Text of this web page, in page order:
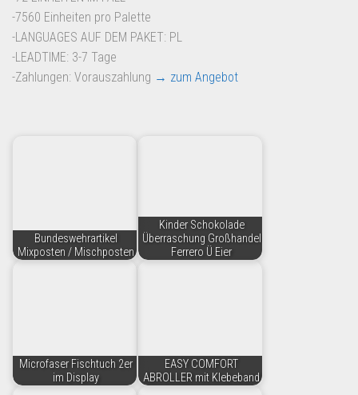
-7560 Einheiten pro Palette
-LANGUAGES AUF DEM PAKET: PL
-LEADTIME: 3-7 Tage
-Zahlungen: Vorauszahlung → zum Angebot
Bundeswehrartikel
Mixposten / Mischposten
Kinder Schokolade
Überraschung Großhandel
Ferrero Ü Eier
Microfaser Fischtuch 2er
im Display
EASY COMFORT
ABROLLER mit Klebeband